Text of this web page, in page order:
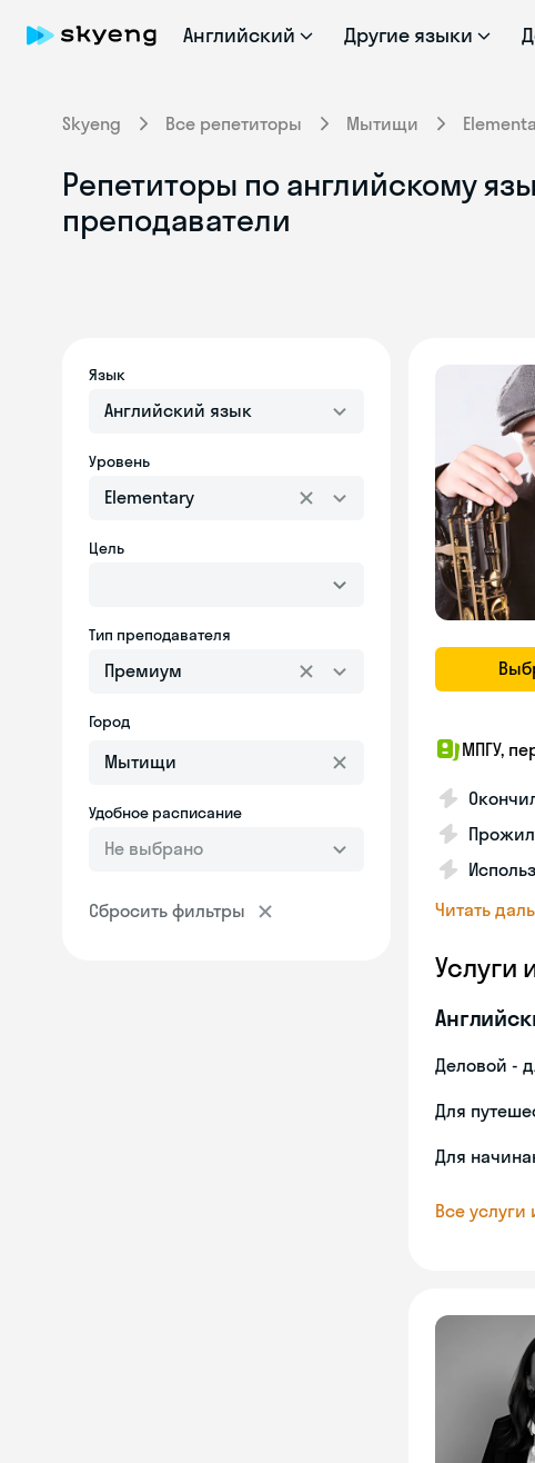
Английский Другие языки
Skyeng Все репетиторы Мытищи
Репетиторы по английскому
преподаватели
Язык
Английский язык
Уровень
Elementary
Цель
Тип преподавателя
Премиум
Город
Удобное расписание
Не выбрано
Сбросить фильтры
МПГУ,
Прожил
Читать
Услуги
Деловой -
Для
Для
Все услуги